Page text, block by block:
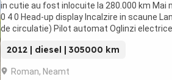
in cutie au fost inlocuite la 280.000 km Mai
0 4 0 Head-up display Incalzire in scaune
de circulatie) Pilot automat Oglinzi
2012 | diesel | 305000 km
Roman, Neamt